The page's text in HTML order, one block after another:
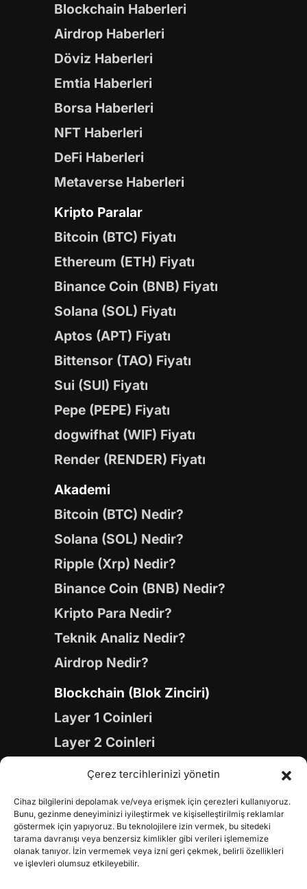
Çerez tercihlerinizi yönetin
Cihaz bilgilerini depolamak ve/veya erişmek için çerezleri kullanıyoruz.
Bunu, gezinme deneyiminizi iyileştirmek ve kişiselleştirilmiş reklamlar
göstermek için yapıyoruz. Bu teknolojilere izin vermek, bu sitedeki
tarama davranışı veya benzersiz kimlikler gibi verileri işlememize
olanak tanıyor. İzin vermemek veya izni geri çekmek, belirli özellikleri
ve işlevleri olumsuz etkileyebilir.
Blockchain Haberleri
Airdrop Haberleri
Döviz Haberleri
Emtia Haberleri
Borsa Haberleri
NFT Haberleri
DeFi Haberleri
Metaverse Haberleri
Kripto Paralar
Bitcoin (BTC) Fiyatı
Ethereum (ETH) Fiyatı
Binance Coin (BNB) Fiyatı
Solana (SOL) Fiyatı
Aptos (APT) Fiyatı
Bittensor (TAO) Fiyatı
Sui (SUI) Fiyatı
Pepe (PEPE) Fiyatı
dogwifhat (WIF) Fiyatı
Render (RENDER) Fiyatı
Akademi
Bitcoin (BTC) Nedir?
Solana (SOL) Nedir?
Ripple (Xrp) Nedir?
Binance Coin (BNB) Nedir?
Kripto Para Nedir?
Teknik Analiz Nedir?
Airdrop Nedir?
Blockchain (Blok Zinciri)
Layer 1 Coinleri
Layer 2 Coinleri
Yapay Zeka (AI) Coinleri
Gaming Coinleri
RWA Coinleri
DeFi Coinleri